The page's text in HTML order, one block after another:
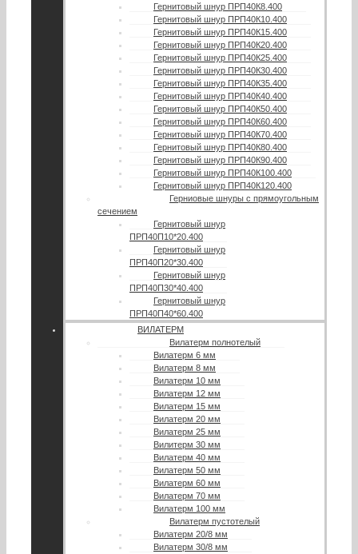
Гернитовый шнур ПРП40К8.400
Гернитовый шнур ПРП40К10.400
Гернитовый шнур ПРП40К15.400
Гернитовый шнур ПРП40К20.400
Гернитовый шнур ПРП40К25.400
Гернитовый шнур ПРП40К30.400
Гернитовый шнур ПРП40К35.400
Гернитовый шнур ПРП40К40.400
Гернитовый шнур ПРП40К50.400
Гернитовый шнур ПРП40К60.400
Гернитовый шнур ПРП40К70.400
Гернитовый шнур ПРП40К80.400
Гернитовый шнур ПРП40К90.400
Гернитовый шнур ПРП40К100.400
Гернитовый шнур ПРП40К120.400
Герниовые шнуры с прямоугольным
сечением
Гернитовый шнур
ПРП40П10*20.400
Гернитовый шнур
ПРП40П20*30.400
Гернитовый шнур
ПРП40П30*40.400
Гернитовый шнур
ПРП40П40*60.400
ВИЛАТЕРМ
Вилатерм полнотелый
Вилатерм 6 мм
Вилатерм 8 мм
Вилатерм 10 мм
Вилатерм 12 мм
Вилатерм 15 мм
Вилатерм 20 мм
Вилатерм 25 мм
Вилитерм 30 мм
Вилатерм 40 мм
Вилатерм 50 мм
Вилатерм 60 мм
Вилатерм 70 мм
Вилатерм 100 мм
Вилатерм пустотелый
Вилатерм 20/8 мм
Вилатерм 30/8 мм